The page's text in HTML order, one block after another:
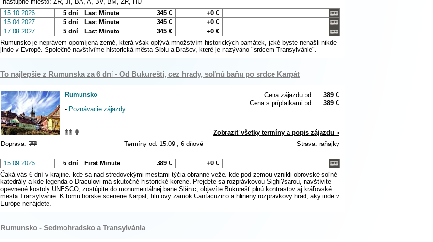
nástupné miesto: ZR, JI, BA, A, BV, BM, ZR, HU
15.10.2026
5 dní Last Minute 345 €
+0 €
15.04.2027
5 dní Last Minute 345 €
+0 €
17.09.2027
5 dní Last Minute 345 €
+0 €
Rumunsko je neprávem opomíjená země, která však oplývá množstvím historických památek, jaké byste nenašli nikde
jinde v Evropě. Společně navštívíme historická města Sibiu a Brašov, které je nazýváno "srdcem Transylvánie".
To najlepšie z Rumunska za 6 dní - Od Bukurešti, cez hrady, soľnú baňu po srdce Karpát
Cena zájazdu od:
389 €
Cena s príplatkami od:
389 €
Rumunsko
- Poznávacie zájazdy
Zobraziť všetky termíny a popis zájazdu »
Doprava:
Termíny od: 15.09., 6 dňové Strava: raňajky
15.09.2026 6 dní First Minute 389 €
+0 €
Čaká vás 6 dní v krajine, kde sa nad stredovekými mestami týčia obranné veže, kde pod zemou vznikli obrovské soľné
katedrály a kde legenda o Draculovi má skutočné historické korene. Prejdete sa rozprávkovou Sighi?sarou, navštívite
opevnené kostoly UNESCO, zostúpite do monumentálnej bane Slănic, objavíte Bukurešť plnú kontrastov aj kráľovské
mestá Transylvánie. K tomu horské scenérie Karpát, filmový zámok Cantacuzino a hlinený rozprávkový hrad, aký inde v
Európe nenájdete.
Rumunsko - Sedmohradsko a Transylvánia